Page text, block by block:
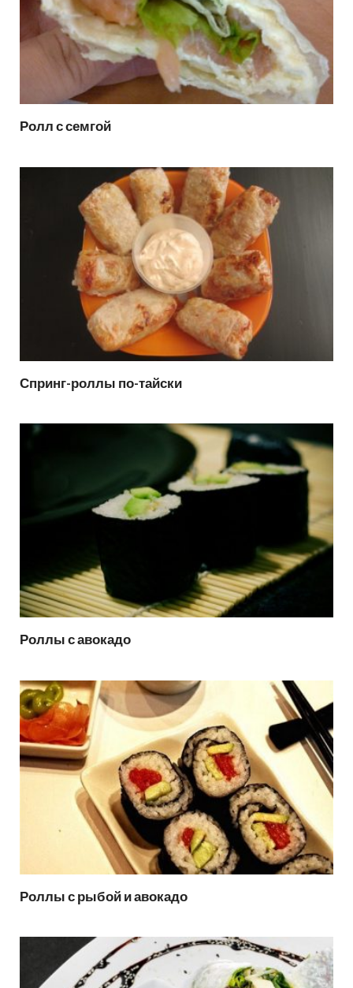
Ролл с семгой
Спринг-роллы по-тайски
Роллы с авокадо
Роллы с рыбой и авокадо